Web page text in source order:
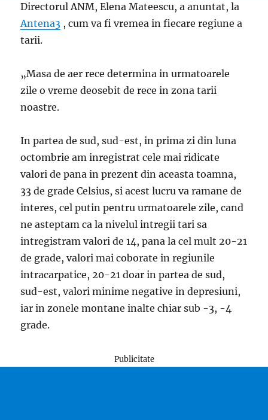
Directorul ANM, Elena Mateescu, a anuntat, la
Antena3 , cum va fi vremea in fiecare regiune a
tarii.
„Masa de aer rece determina in urmatoarele
zile o vreme deosebit de rece in zona tarii
noastre.
In partea de sud, sud-est, in prima zi din luna
octombrie am inregistrat cele mai ridicate
valori de pana in prezent din aceasta toamna,
33 de grade Celsius, si acest lucru va ramane de
interes, cel putin pentru urmatoarele zile, cand
ne asteptam ca la nivelul intregii tari sa
intregistram valori de 14, pana la cel mult 20-21
de grade, valori mai coborate in regiunile
intracarpatice, 20-21 doar in partea de sud,
sud-est, valori minime negative in depresiuni,
iar in zonele montane inalte chiar sub -3, -4
grade.
Publicitate